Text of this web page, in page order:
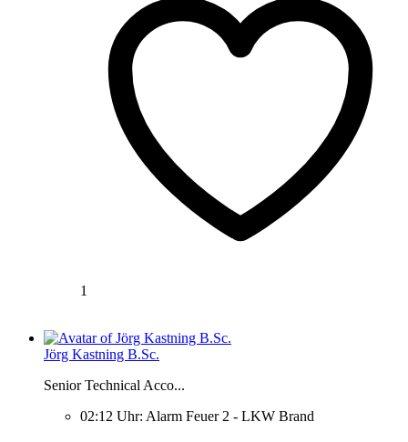
1
Jörg Kastning B.Sc.
Senior Technical Acco...
02:12 Uhr: Alarm Feuer 2 - LKW Brand